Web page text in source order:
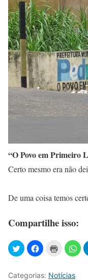
“O Povo em Primeiro
Certo mesmo era não
De uma coisa temos
Compartilhe isso:
Categorias: Notícias